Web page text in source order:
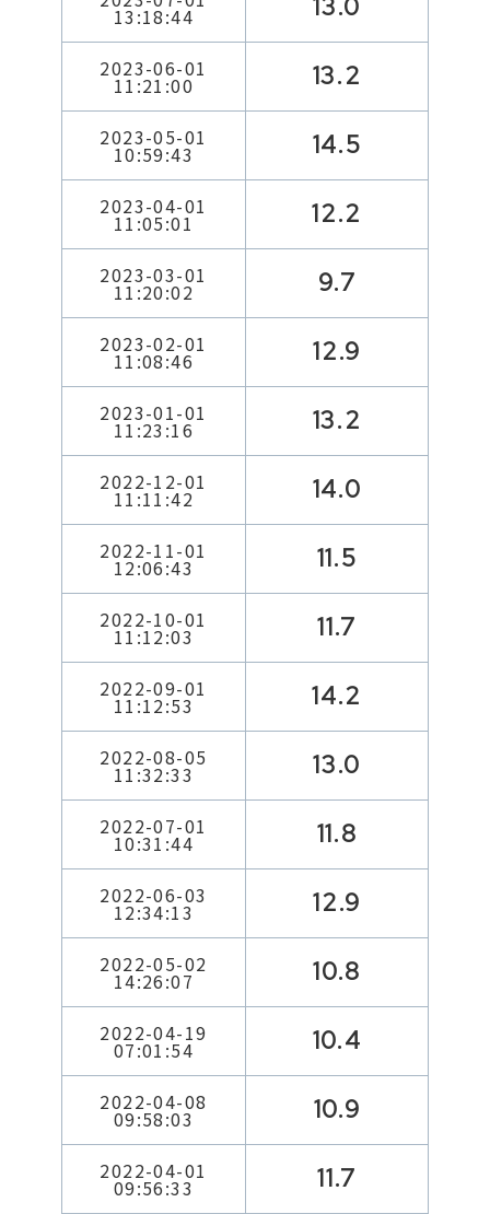
13:18:44 13.0
2023-06-01
11:21:00 13.2
2023-05-01
10:59:43 14.5
2023-04-01
11:05:01 12.2
2023-03-01
11:20:02 9.7
2023-02-01
11:08:46 12.9
2023-01-01
11:23:16 13.2
2022-12-01
11:11:42 14.0
2022-11-01
12:06:43 11.5
2022-10-01
11:12:03 11.7
2022-09-01
11:12:53 14.2
2022-08-05
11:32:33 13.0
2022-07-01
10:31:44 11.8
2022-06-03
12:34:13 12.9
2022-05-02
14:26:07 10.8
2022-04-19
07:01:54 10.4
2022-04-08
09:58:03 10.9
2022-04-01
09:56:33 11.7